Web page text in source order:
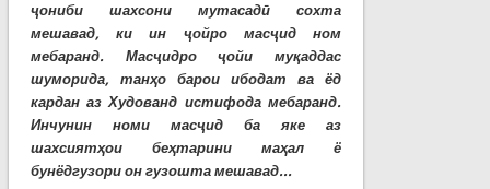
ҷониби шахсони мутасадӣ сохта
мешавад, ки ин ҷойро масҷид ном
мебаранд. Масҷидро ҷойи муқаддас
шуморида, танҳо барои ибодат ва ёд
кардан аз Худованд истифода мебаранд.
Инчунин номи масҷид ба яке аз
шахсиятҳои беҳтарини маҳал ё
бунёдгузори он гузошта мешавад...